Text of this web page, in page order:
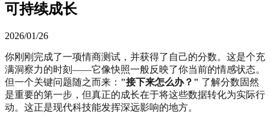
可持续成长
2026/01/26
你刚刚完成了一项情商测试，并获得了自己的分数。这是个充
满洞察力的时刻——它像快照一般反映了你当前的情感状态。
但一个关键问题随之而来： "接下来怎么办？" 了解分数固然
是重要的第一步，但真正的成长在于将这些数据转化为实际行
动。这正是现代科技能发挥深远影响的地方。